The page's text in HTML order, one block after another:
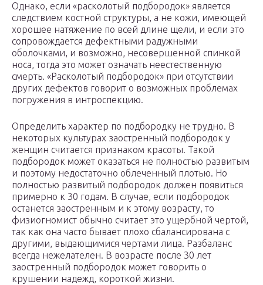
Однако, если «расколотый подбородок» является
следствием костной структуры, а не кожи, имеющей
хорошее натяжение по всей длине щели, и если это
сопровождается дефектными радужными
оболочками, и возможно, несовершенной спинкой
носа, тогда это может означать неестественную
смерть. «Расколотый подбородок» при отсутствии
других дефектов говорит о возможных проблемах
погружения в интроспекцию.
Определить характер по подбородку не трудно. В
некоторых культурах заостренный подбородок у
женщин считается признаком красоты. Такой
подбородок может оказаться не полностью развитым
и поэтому недостаточно облеченный плотью. Но
полностью развитый подбородок должен появиться
примерно к 30 годам. В случае, если подбородок
останется заостренным и к этому возрасту, то
физиогномист обычно считает это ущербной чертой,
так как она часто бывает плохо сбалансирована с
другими, выдающимися чертами лица. Разбаланс
всегда нежелателен. В возрасте после 30 лет
заостренный подбородок может говорить о
крушении надежд, короткой жизни.